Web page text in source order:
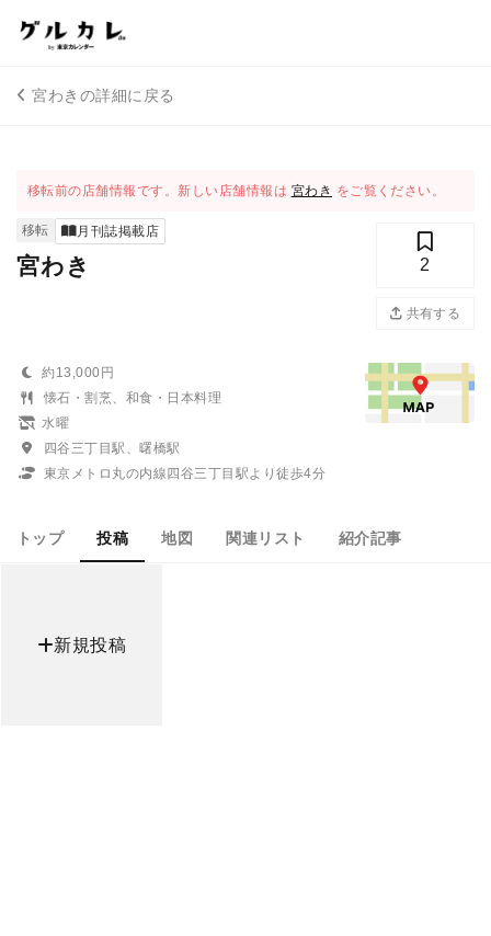
宮わきの詳細に戻る
移転前の店舗情報です。新しい店舗情報は 宮わき をご覧ください。
移転 月刊誌掲載店
宮わき 2
共有する
約13,000円
懐石・割烹、和食・日本料理
水曜
四谷三丁目駅、曙橋駅
東京メトロ丸の内線四谷三丁目駅より徒歩4分
トップ 投稿 地図 関連リスト 紹介記事
新規投稿